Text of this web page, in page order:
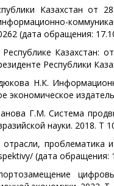
Казахстан
(дата обращения:
Казахстан:
Республики
Н.К.
Г.М. Система
науки. 2018. Т
(дата обращения: